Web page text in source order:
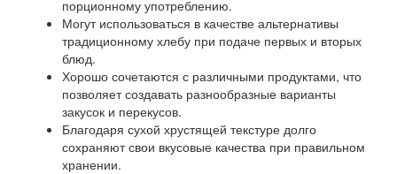
порционному употреблению.
Могут использоваться в качестве альтернативы
традиционному хлебу при подаче первых и вторых
блюд.
Хорошо сочетаются с различными продуктами, что
позволяет создавать разнообразные варианты
закусок и перекусов.
Благодаря сухой хрустящей текстуре долго
сохраняют свои вкусовые качества при правильном
хранении.